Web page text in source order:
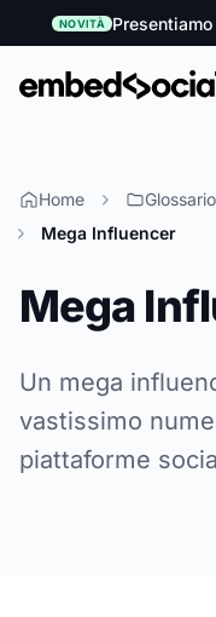
NOVITÀ
Home
Mega Influencer
Mega
Un mega
vastissimo
piattaforme